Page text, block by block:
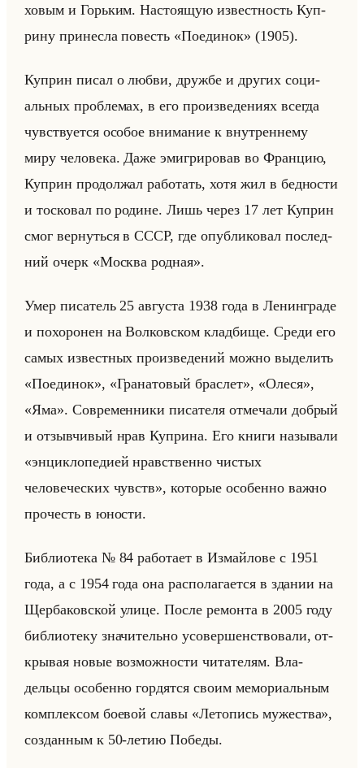
хо­вым и Горьким. На­сто­ящую из­вест­ность Куп­
ри­ну при­нес­ла по­весть «Поединок» (1905).
Куп­рин писал о любви, друж­бе и дру­гих со­ци­
альных про­бле­мах, в его про­из­ве­де­ни­ях все­гда
чув­ству­ет­ся осо­бое вни­ма­ние к внут­рен­не­му
миру че­ло­ве­ка. Даже эми­гри­ро­вав во Фран­цию,
Куп­рин про­дол­жал ра­бо­тать, хотя жил в бед­но­сти
и тос­ко­вал по ро­дине. Лишь через 17 лет Куп­рин
смог вер­нуться в СССР, где опуб­ли­ко­вал по­след­
ний очерк «Москва родная».
Умер пи­са­тель 25 ав­гу­ста 1938 года в Ле­нин­гра­де
и по­хо­ро­нен на Вол­ков­ском клад­би­ще. Среди его
самых из­вест­ных про­из­ве­де­ний можно вы­де­лить
«Поединок», «Гранатовый браслет», «Олеся»,
«Яма». Со­вре­мен­ни­ки пи­са­те­ля от­ме­ча­ли доб­рый
и от­зыв­чи­вый нрав Куп­ри­на. Его книги на­зы­ва­ли
«энциклопедией нравственно чистых
человеческих чувств», ко­то­рые осо­бен­но важно
про­честь в юно­сти.
Биб­лио­те­ка № 84 ра­бо­та­ет в Из­майло­ве с 1951
года, а с 1954 года она рас­по­ла­га­ет­ся в зда­нии на
Щер­ба­ков­ской улице. После ре­мон­та в 2005 году
биб­лио­те­ку зна­чи­тельно усо­вер­шен­ство­ва­ли, от­
кры­вая новые воз­мож­но­сти чи­та­те­лям. Вла­
дельцы осо­бен­но гор­дят­ся своим ме­мо­ри­альным
ком­плек­сом бо­евой славы «Летопись мужества»,
со­здан­ным к 50-летию По­бе­ды.